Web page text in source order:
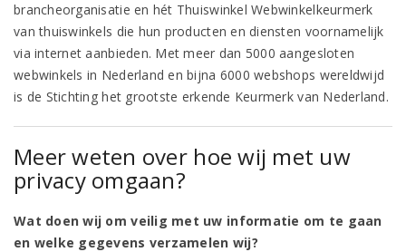
brancheorganisatie en hét Thuiswinkel Webwinkelkeurmerk
van thuiswinkels die hun producten en diensten voornamelijk
via internet aanbieden. Met meer dan 5000 aangesloten
webwinkels in Nederland en bijna 6000 webshops wereldwijd
is de Stichting het grootste erkende Keurmerk van Nederland.
Meer weten over hoe wij met uw
privacy omgaan?
Wat doen wij om veilig met uw informatie om te gaan
en welke gegevens verzamelen wij?